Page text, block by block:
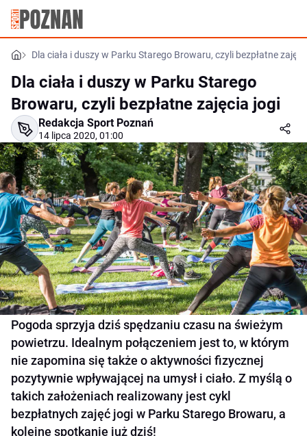
Dla ciała i duszy w Parku Starego Browaru, czyli bezpłatne
Dla ciała i duszy w Parku Starego
Browaru, czyli bezpłatne zajęcia jogi
Redakcja Sport Poznań
14 lipca 2020, 01:00
Pogoda sprzyja dziś spędzaniu czasu na świeżym
powietrzu. Idealnym połączeniem jest to, w którym
nie zapomina się także o aktywności fizycznej
pozytywnie wpływającej na umysł i ciało. Z myślą o
takich założeniach realizowany jest cykl
bezpłatnych zajęć jogi w Parku Starego Browaru, a
kolejne spotkanie już dziś!